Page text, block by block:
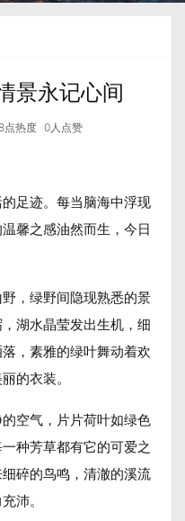
景永记心间
点热度 0人点赞
足迹。每当脑海中浮现
馨之感油然而生，今日
，绿野间隐现熟悉的景
湖水晶莹发出生机，细
，素雅的绿叶舞动着欢
的衣装。
空气，片片荷叶如绿色
种芳草都有它的可爱之
碎的鸟鸣，清澈的溪流
沛。